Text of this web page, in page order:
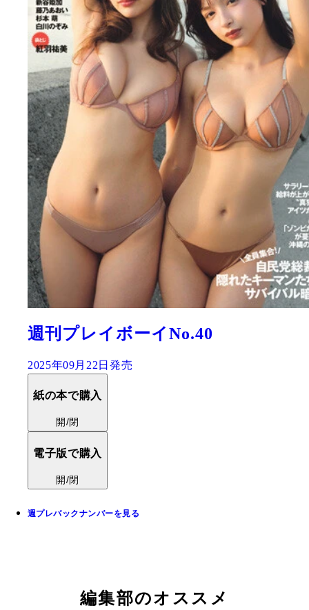
週刊プレイボーイNo.40
2025年09月22日発売
紙の本で購入
開/閉
電子版で購入
開/閉
週プレバックナンバーを見る
編集部のオススメ